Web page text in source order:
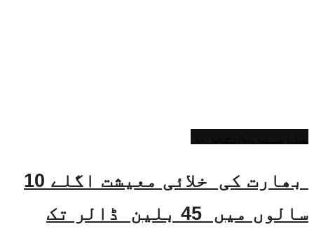
بھارت کی خلائی معیشت اگلے 10
سالوں میں 45 بلین ڈالر تک